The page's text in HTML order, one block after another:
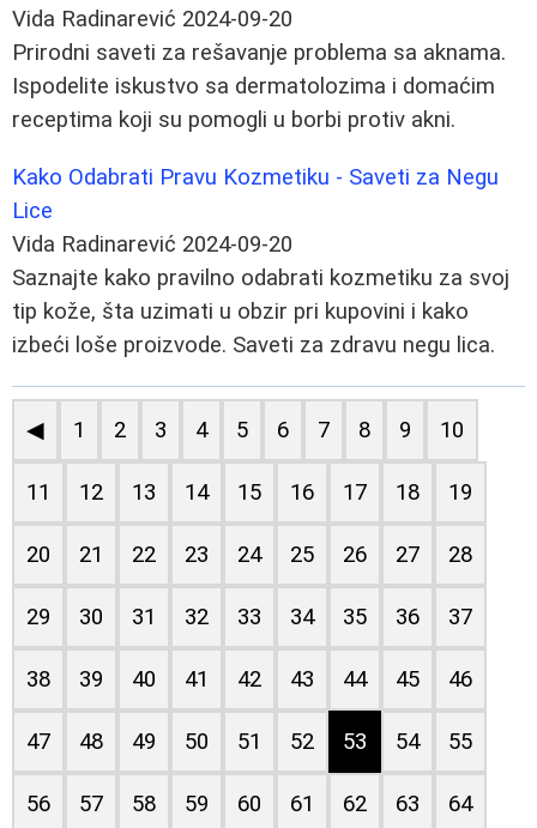
Vida Radinarević 2024-09-20
Prirodni saveti za rešavanje problema sa aknama.
Ispodelite iskustvo sa dermatolozima i domaćim
receptima koji su pomogli u borbi protiv akni.
Kako Odabrati Pravu Kozmetiku - Saveti za Negu
Lice
Vida Radinarević 2024-09-20
Saznajte kako pravilno odabrati kozmetiku za svoj
tip kože, šta uzimati u obzir pri kupovini i kako
izbeći loše proizvode. Saveti za zdravu negu lica.
◀ 1 2 3 4 5 6 7 8 9 10
11 12 13 14 15 16 17 18 19
20 21 22 23 24 25 26 27 28
29 30 31 32 33 34 35 36 37
38 39 40 41 42 43 44 45 46
47 48 49 50 51 52 53 54 55
56 57 58 59 60 61 62 63 64